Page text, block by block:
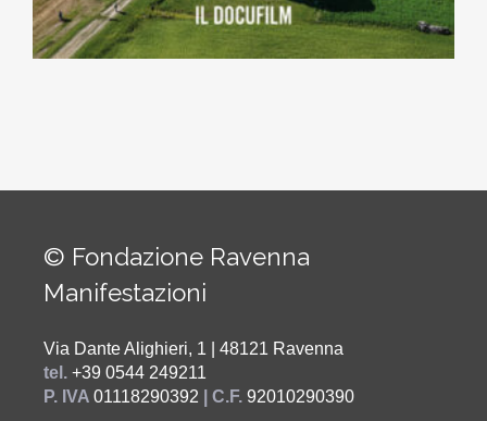
© Fondazione Ravenna
Manifestazioni
Via Dante Alighieri, 1 | 48121 Ravenna
tel. +39 0544 249211
P. IVA 01118290392 | C.F. 92010290390